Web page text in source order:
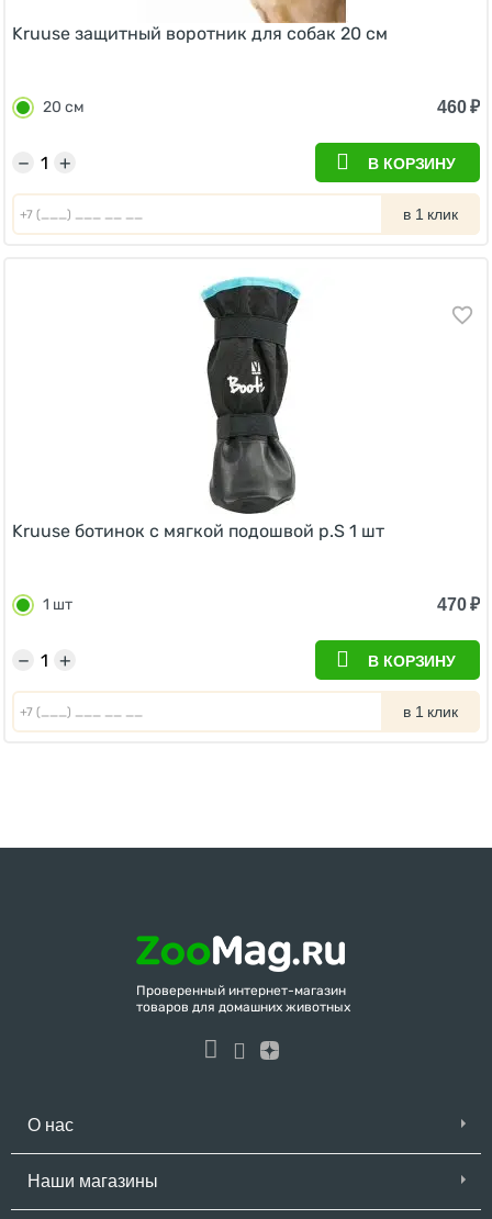
Kruuse защитный воротник для собак 20 см
20 см 460₽
+
− В КОРЗИНУ
в 1 клик
Kruuse ботинок с мягкой подошвой р.S 1 шт
1 шт 470₽
+
− В КОРЗИНУ
в 1 клик
Проверенный интернет-магазин
товаров для домашних животных
О нас
Наши магазины